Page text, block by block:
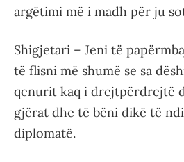
argëtimi më i madh për ju
Shigjetari – Jeni të
të flisni më shumë se sa
qenurit kaq i drejtpërdrejtë
gjërat dhe të bëni dikë të
diplomatë.